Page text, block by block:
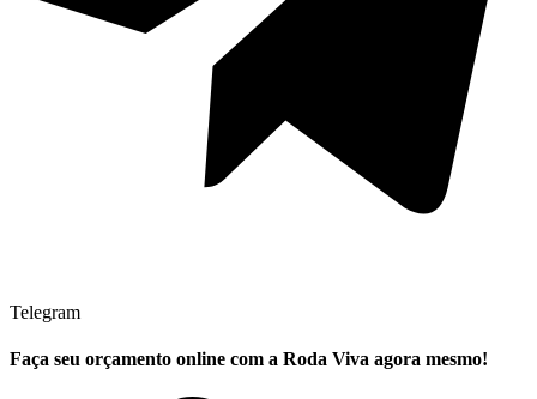
Telegram
Faça seu orçamento online com a Roda Viva agora mesmo!